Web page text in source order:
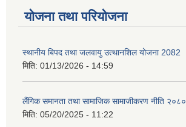
योजना तथा परियोजना
स्थानीय बिपद तथा जलवायु उत्थानशिल योजना 2082
मिति: 01/13/2026 - 14:59
लैंगिक समानता तथा सामाजिक सामाजीकरण नीति २०८०
मिति: 05/20/2025 - 11:22